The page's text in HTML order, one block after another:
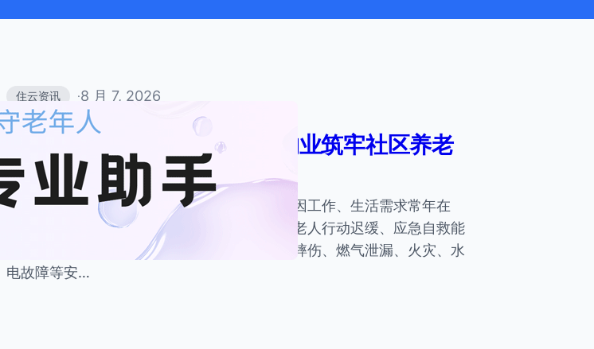
住云资讯 ·8 月 7, 2026
聚焦独居老人居家安全 智慧物业筑牢社区养老
防护网
当下社会，人口流动常态化，多数中青年子女因工作、生活需求常年在
外，越来越多老年人选择独自居家生活。独居老人行动迟缓、应急自救能
力弱、信息接收不及时，在家中极易遭遇跌倒摔伤、燃气泄漏、火灾、水
电故障等安…